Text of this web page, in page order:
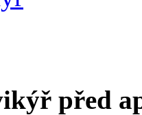
před